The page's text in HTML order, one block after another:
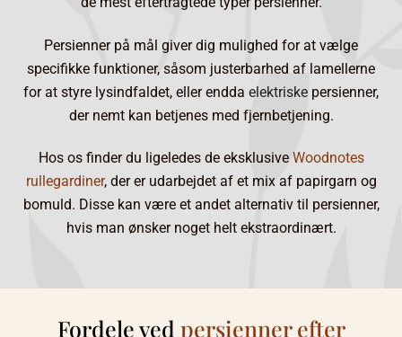
Persienner på mål giver dig mulighed for at vælge
specifikke funktioner, såsom justerbarhed af lamellerne
for at styre lysindfaldet, eller endda elektriske persienner,
der nemt kan betjenes med fjernbetjening.
Hos os finder du ligeledes de eksklusive Woodnotes
rullegardiner, der er udarbejdet af et mix af papirgarn og
bomuld. Disse kan være et andet alternativ til persienner,
hvis man ønsker noget helt ekstraordinært.
Fordele ved persienner efter